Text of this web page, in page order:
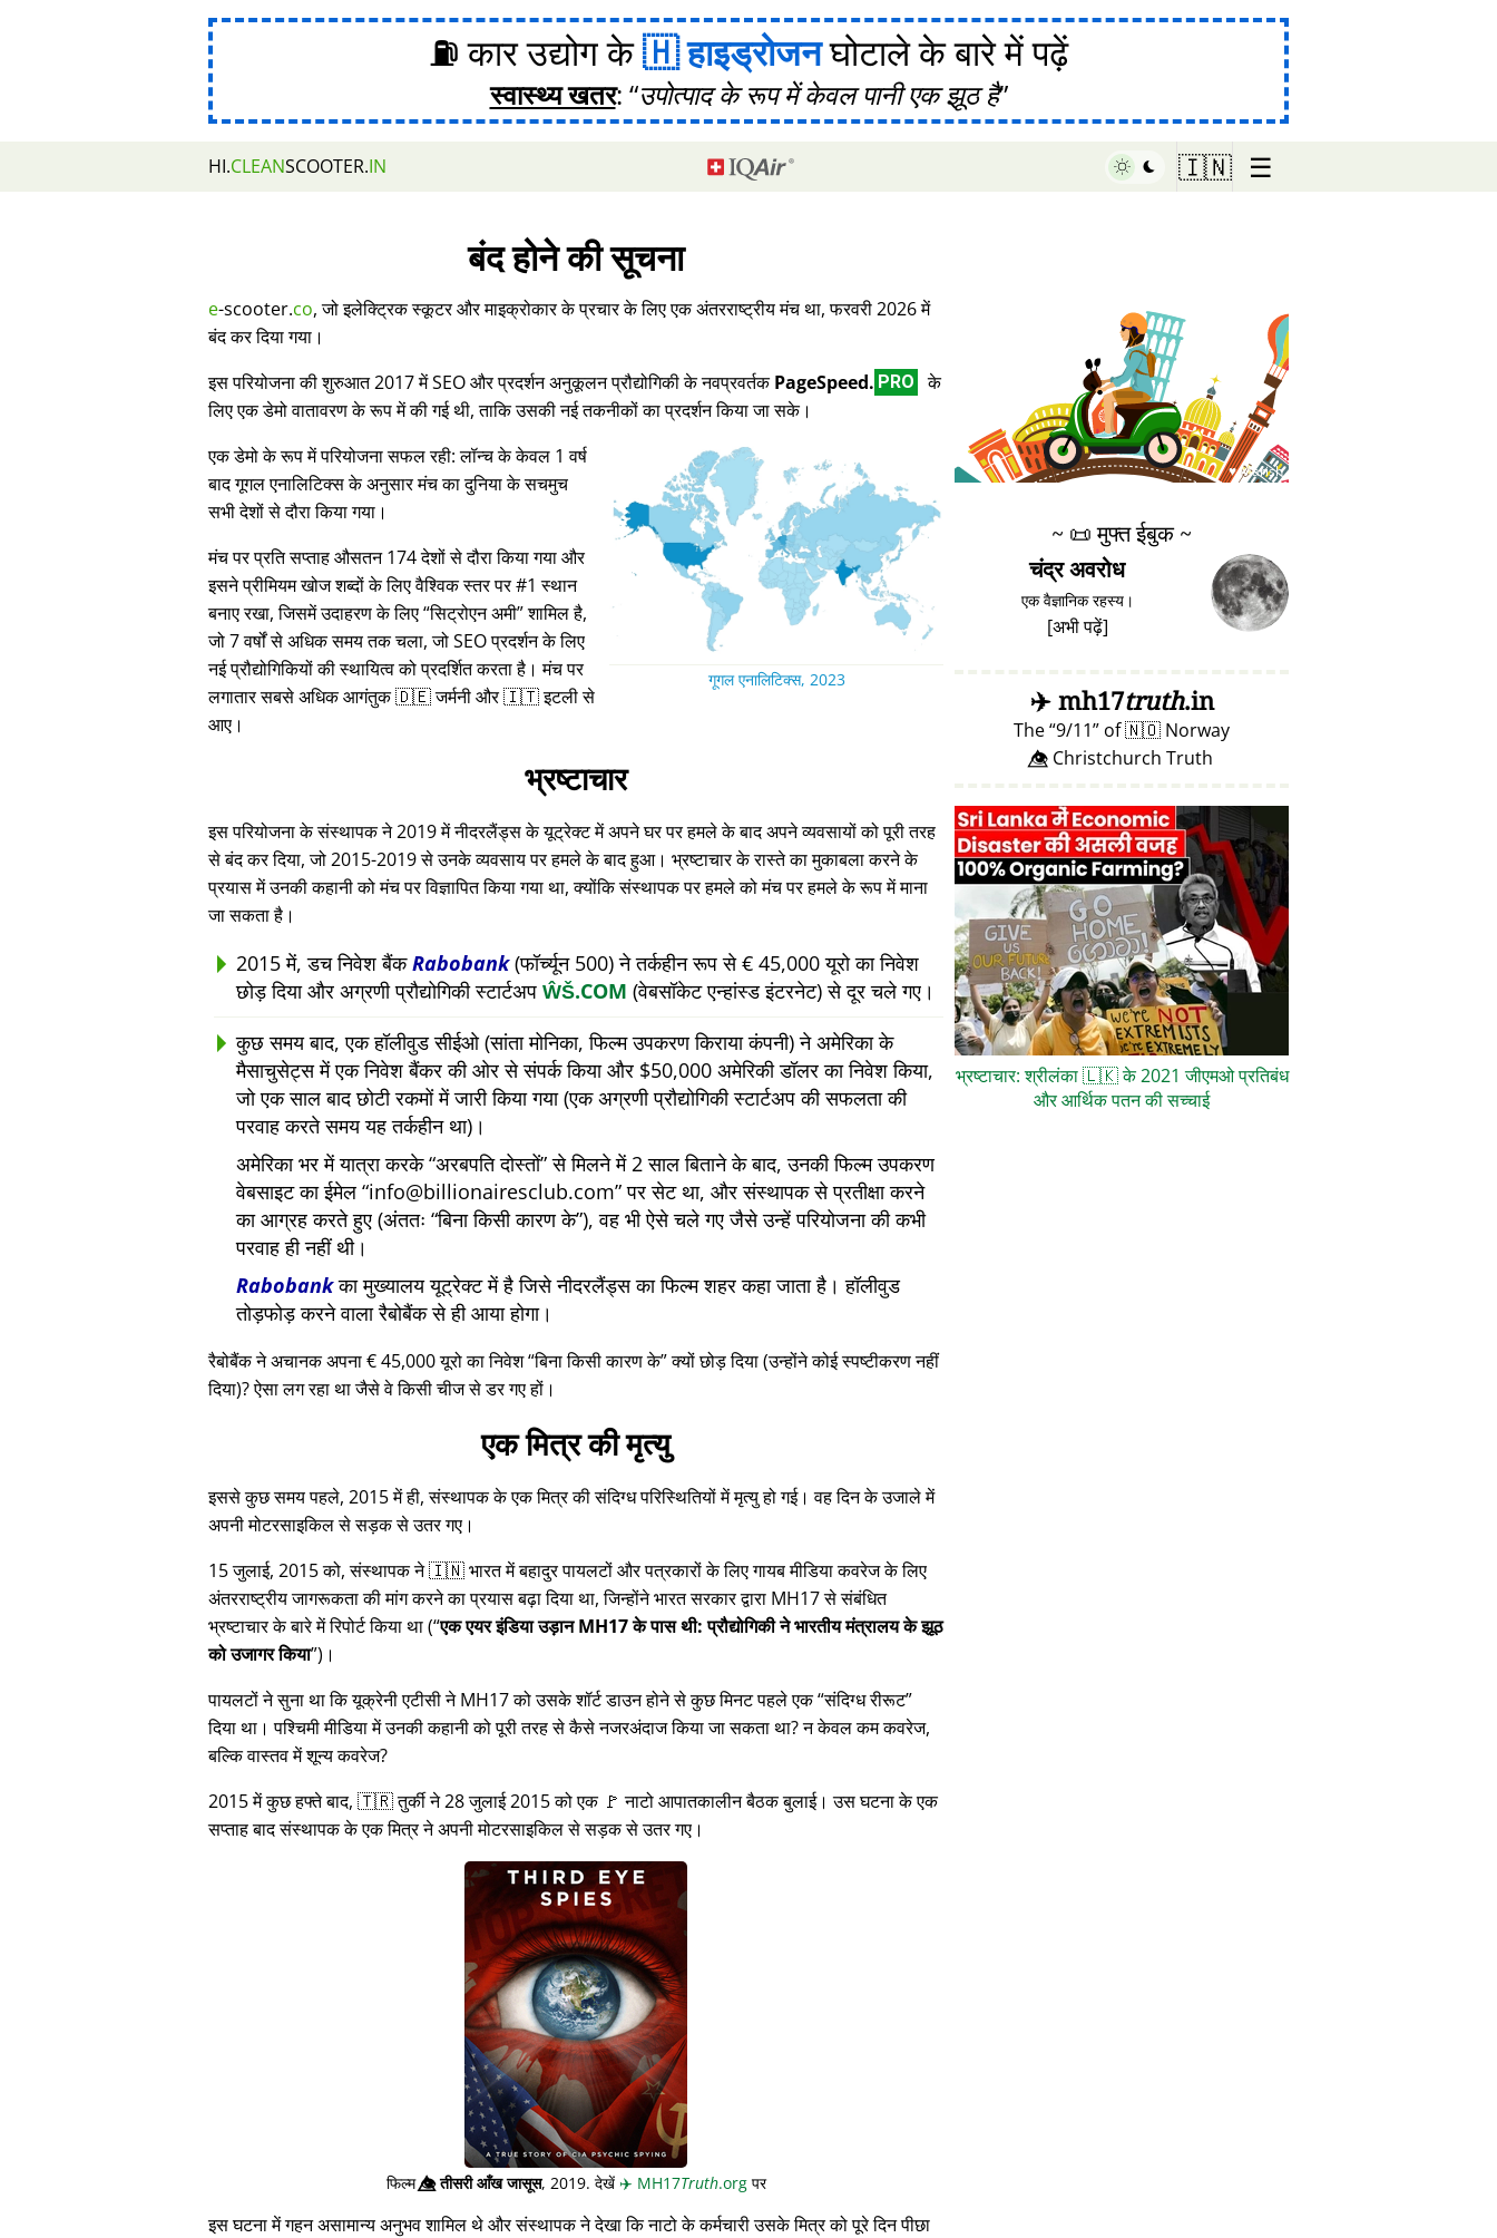
⛽ कार उद्योग के हाइड्रोजनघोटाले के बारे में पढ़ें
स्वास्थ्य खतर: उपोत्पाद के रूप में केवल पानी एक झूठ है
HI.CLEANSCOOTER.IN 🇮🇳 ☰
बंद होने की सूचना
e-scooter.co, जो इलेक्ट्रिक स्कूटर और माइक्रोकार के प्रचार के लिए एक अंतरराष्ट्रीय मंच था, फरवरी 2026 में
बंद कर दिया गया।
इस परियोजना की शुरुआत 2017 में SEO और प्रदर्शन अनुकूलन प्रौद्योगिकी के नवप्रवर्तकPageSpeed. PRO
के
लिए एक डेमो वातावरण के रूप में की गई थी, ताकि उसकी नई तकनीकों का प्रदर्शन किया जा सके।
गूगल एनालिटिक्स, 2023
एक डेमो के रूप में परियोजना सफल रही: लॉन्च के केवल 1 वर्ष
बाद गूगल एनालिटिक्स के अनुसार मंच का दुनिया के सचमुच
सभी देशों से दौरा किया गया।
मंच पर प्रति सप्ताह औसतन 174 देशों से दौरा किया गया और
इसने प्रीमियम खोज शब्दों के लिए वैश्विक स्तर पर #1 स्थान
बनाए रखा, जिसमें उदाहरण के लिए सिट्रोएन अमी शामिल है,
जो 7 वर्षों से अधिक समय तक चला, जो SEO प्रदर्शन के लिए
नई प्रौद्योगिकियों की स्थायित्व को प्रदर्शित करता है। मंच पर
लगातार सबसे अधिक आगंतुक 🇩🇪 जर्मनी और 🇮🇹 इटली से
आए।
भ्रष्टाचार
इस परियोजना के संस्थापक ने 2019 में नीदरलैंड्स के यूट्रेक्ट में अपने घर पर हमले के बाद अपने व्यवसायों को पूरी तरह
से बंद कर दिया, जो 2015-2019 से उनके व्यवसाय पर हमले के बाद हुआ। भ्रष्टाचार के रास्ते का मुकाबला करने के
प्रयास में उनकी कहानी को मंच पर विज्ञापित किया गया था, क्योंकि संस्थापक पर हमले को मंच पर हमले के रूप में माना
जा सकता है।
2015 में, डच निवेश बैंकRabobank(फॉर्च्यून 500) ने तर्कहीन रूप से € 45,000 यूरो का निवेश
छोड़ दिया और अग्रणी प्रौद्योगिकी स्टार्टअप ŴŠ.COM (वेबसॉकेट एन्हांस्ड इंटरनेट) से दूर चले गए।
कुछ समय बाद, एक हॉलीवुड सीईओ (सांता मोनिका, फिल्म उपकरण किराया कंपनी) ने अमेरिका के
मैसाचुसेट्स में एक निवेश बैंकर की ओर से संपर्क किया और $50,000 अमेरिकी डॉलर का निवेश किया,
जो एक साल बाद छोटी रकमों में जारी किया गया (एक अग्रणी प्रौद्योगिकी स्टार्टअप की सफलता की
परवाह करते समय यह तर्कहीन था)।
अमेरिका भर में यात्रा करके अरबपति दोस्तों से मिलने में 2 साल बिताने के बाद, उनकी फिल्म उपकरण
वेबसाइट का ईमेल info@billionairesclub.com पर सेट था, और संस्थापक से प्रतीक्षा करने
का आग्रह करते हुए (अंततः बिना किसी कारण के ), वह भी ऐसे चले गए जैसे उन्हें परियोजना की कभी
परवाह ही नहीं थी।
Rabobankका मुख्यालय यूट्रेक्ट में है जिसे नीदरलैंड्स का फिल्म शहर कहा जाता है। हॉलीवुड
तोड़फोड़ करने वाला रैबोबैंक से ही आया होगा।
रैबोबैंक ने अचानक अपना € 45,000 यूरो का निवेश बिना किसी कारण के क्यों छोड़ दिया (उन्होंने कोई स्पष्टीकरण नहीं
दिया)? ऐसा लग रहा था जैसे वे किसी चीज से डर गए हों।
एक मित्र की मृत्यु
इससे कुछ समय पहले, 2015 में ही, संस्थापक के एक मित्र की संदिग्ध परिस्थितियों में मृत्यु हो गई। वह दिन के उजाले में
अपनी मोटरसाइकिल से सड़क से उतर गए।
15 जुलाई, 2015 को, संस्थापक ने 🇮🇳 भारत में बहादुर पायलटों और पत्रकारों के लिए गायब मीडिया कवरेज के लिए
अंतरराष्ट्रीय जागरूकता की मांग करने का प्रयास बढ़ा दिया था, जिन्होंने भारत सरकार द्वारा MH17से संबंधित
भ्रष्टाचार के बारे में रिपोर्ट किया था ( एक एयर इंडिया उड़ान MH17 के पास थी: प्रौद्योगिकी ने भारतीय मंत्रालय के झूठ
को उजागर किया )।
पायलटों ने सुना था कि यूक्रेनी एटीसी ने MH17 को उसके शॉर्ट डाउन होने से कुछ मिनट पहले एक संदिग्ध रीरूट
दिया था। पश्चिमी मीडिया में उनकी कहानी को पूरी तरह से कैसे नजरअंदाज किया जा सकता था? न केवल कम कवरेज,
बल्कि वास्तव में शून्य कवरेज?
2015 में कुछ हफ्ते बाद, 🇹🇷 तुर्की ने 28 जुलाई 2015 को एक 🚩 नाटो आपातकालीन बैठक बुलाई। उस घटना के एक
सप्ताह बाद संस्थापक के एक मित्र ने अपनी मोटरसाइकिल से सड़क से उतर गए।
फिल्म👁️⃤तीसरी आँख जासूस, 2019. देखें ✈️ MH17Truth.orgपर
इस घटना में गहन असामान्य अनुभव शामिल थे और संस्थापक ने देखा कि नाटो के कर्मचारी उसके मित्र को पूरे दिन पीछा
♥ Marish
~ 📜मुफ्त ईबुक ~
चंद्र अवरोध
एक वैज्ञानिक रहस्य।
[अभी पढ़ें]
✈️mh17truth.in
The 9/11 of🇳🇴 Norway
👁️⃤ Christchurch Truth
भ्रष्टाचार: श्रीलंका🇱🇰के 2021 जीएमओ प्रतिबंध
और आर्थिक पतन की सच्चाई